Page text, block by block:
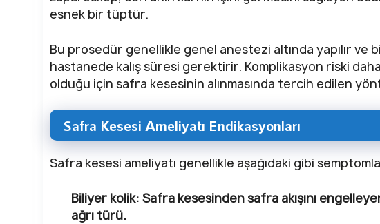
esnek bir tüptür.
Bu prosedür genellikle genel anestezi altında yapılır ve
hastanede kalış süresi gerektirir. Komplikasyon riski
olduğu için safra kesesinin alınmasında tercih edilen
Safra Kesesi Ameliyatı Endikasyonları
Safra kesesi ameliyatı genellikle aşağıdaki gibi
Biliyer kolik: Safra kesesinden safra akışını
ağrı türü.